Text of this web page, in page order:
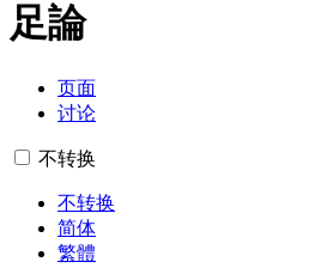
足論
页面
讨论
不转换
不转换
简体
繁體